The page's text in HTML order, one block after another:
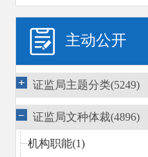
主动公开
证监局主题分类(5249)
证监局文种体裁(4896)
机构职能(1)